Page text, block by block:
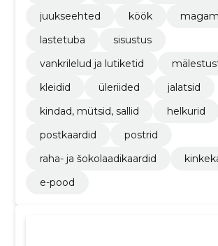
juukseehted köök
lastetuba
sisustus
vankrilelud ja lutiketid
kleidid
üleriided
jalatsid
kindad, mütsid, sallid
helkurid
postkaardid
postrid
raha- ja šokolaadikaardid
e-pood